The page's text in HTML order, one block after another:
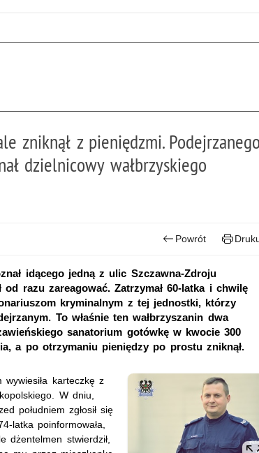
zniknął z pieniędzmi. Podejrzanego
dzielnicowy wałbrzyskiego
Powrót
idącego jedną z ulic Szczawna-Zdroju
razu zareagować. Zatrzymał 60-latka i chwilę
kryminalnym z tej jednostki, którzy
To właśnie ten wałbrzyszanin dwa
sanatorium gotówkę w kwocie 300
a po otrzymaniu pieniędzy po prostu zniknął.
karteczkę z
W dniu,
południem zgłosił się
latka poinformowała,
dżentelmen stwierdził,